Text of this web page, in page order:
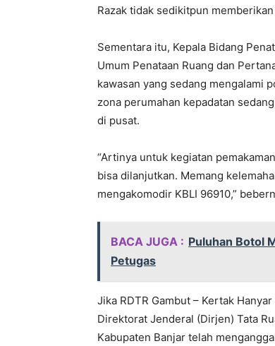
Razak tidak sedikitpun
Sementara itu, Kepala Bidang
Umum Penataan Ruang dan
kawasan yang sedang mengalami
zona perumahan kepadatan
di pusat.
“Artinya untuk kegiatan
bisa dilanjutkan. Memang
mengakomodir KBLI 96910,”
BACA JUGA : Puluhan Botol
Petugas
Jika RDTR Gambut – Kertak
Direktorat Jenderal (Dirjen) Tata
Kabupaten Banjar telah